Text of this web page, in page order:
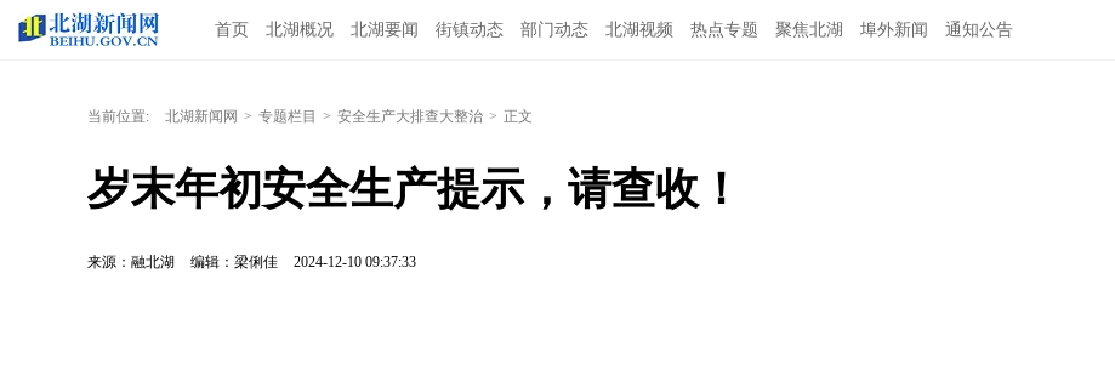
首页 北湖概况 北湖要闻 街镇动态 部门动态 北湖视频 热点专题 聚焦北湖 埠外新闻 通知公告
当前位置: 北湖新闻网 > 专题栏目 > 安全生产大排查大整治 > 正文
岁末年初安全生产提示，请查收！
来源：融北湖 编辑：梁俐佳 2024-12-10 09:37:33